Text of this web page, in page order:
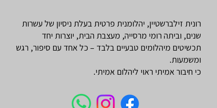
רונית זילברשטיין, יהלומנית פרטית בעלת ניסיון של עשרות
שנים, וביתה רומי מרסייה, מעצבת הבית, יוצרות יחד
תכשיטים מיהלומים טבעיים בלבד – כל אחד עם סיפור, רגש
ומשמעות.
כי חיבור אמיתי ראוי ליהלום אמיתי.